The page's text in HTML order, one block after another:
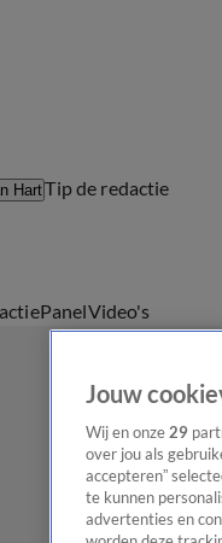
HartTip de redactie
PanelVideo's
Jouw
Wij en onze 29
over jou als
accepteren”
te kunnen
advertenties en